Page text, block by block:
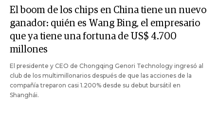
El boom de los chips en China tiene un nuevo
ganador: quién es Wang Bing, el empresario
que ya tiene una fortuna de US$ 4.700
millones
El presidente y CEO de Chongqing Genori Technology ingresó al
club de los multimillonarios después de que las acciones de la
compañía treparon casi 1.200% desde su debut bursátil en
Shanghái.